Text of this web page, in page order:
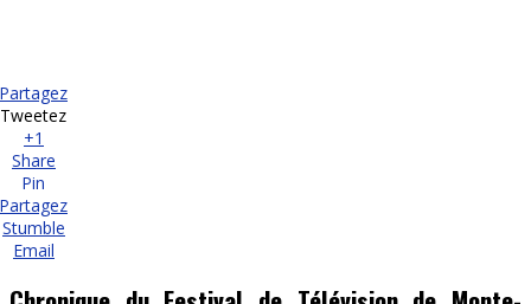
Partagez
Tweetez
+1
Share
Pin
Partagez
Stumble
Email